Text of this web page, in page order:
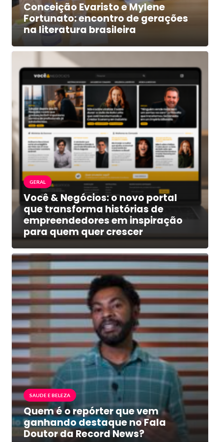
Conceição Evaristo e Mylene
Fortunato: encontro de gerações
na literatura brasileira
GERAL
Você & Negócios: o novo portal
que transforma histórias de
empreendedores em inspiração
para quem quer crescer
SAUDE E BELEZA
Quem é o repórter que vem
ganhando destaque no Fala
Doutor da Record News?